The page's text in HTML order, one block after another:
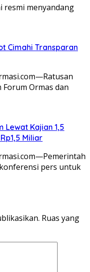
resmi menyandang
Cimahi Transparan
Ormas dan
Lewat Kajian 1,5
Miliar
pers untuk
Ruas yang